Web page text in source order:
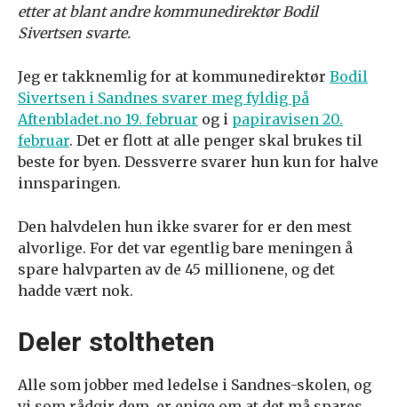
etter at blant andre kommunedirektør Bodil
Sivertsen svarte.
Jeg er takknemlig for at kommunedirektør Bodil
Sivertsen i Sandnes svarer meg fyldig på
Aftenbladet.no 19. februar og i papiravisen 20.
februar. Det er flott at alle penger skal brukes til
beste for byen. Dessverre svarer hun kun for halve
innsparingen.
Den halvdelen hun ikke svarer for er den mest
alvorlige. For det var egentlig bare meningen å
spare halvparten av de 45 millionene, og det
hadde vært nok.
Deler stoltheten
Alle som jobber med ledelse i Sandnes-skolen, og